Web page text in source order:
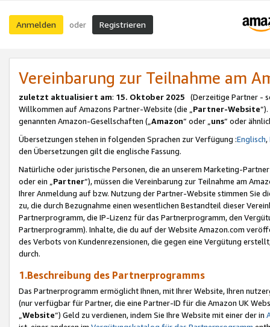
Anmelden oder Registrieren
Vereinbarung zur Teilnahme am
zuletzt aktualisiert am: 15. Oktober 2025 (Derzeitige Partner -
Willkommen auf Amazons Partner-Website (die „Partner-Website
genannten Amazon-Gesellschaften („Amazon“ oder „uns“ oder
Übersetzungen stehen in folgenden Sprachen zur Verfügung :Englisch,
den Übersetzungen gilt die englische Fassung.
Natürliche oder juristische Personen, die an unserem Marketing-
oder ein „Partner“), müssen die Vereinbarung zur Teilnahme am
Ihrer Anmeldung auf bzw. Nutzung der Partner-Website stimmen Sie
zu, die durch Bezugnahme einen wesentlichen Bestandteil dieser
Partnerprogramm, die IP-Lizenz für das Partnerprogramm, den
Partnerprogramm). Inhalte, die du auf der Website Amazon.com
des Verbots von Kundenrezensionen, die gegen eine Vergütung
durch.
1.Beschreibung des Partnerprogramms
Das Partnerprogramm ermöglicht Ihnen, mit Ihrer Website, Ihren
(nur verfügbar für Partner, die eine Partner-ID für die Amazon UK
Website“) Geld zu verdienen, indem Sie Ihre Website mit einer der in